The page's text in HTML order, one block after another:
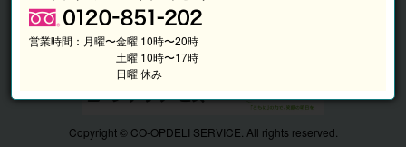
Copyright © CO-OPDELI SERVICE. All rights reserved.
営業時間： 月曜〜金曜 10時〜20時
土曜 10時〜17時
日曜 休み